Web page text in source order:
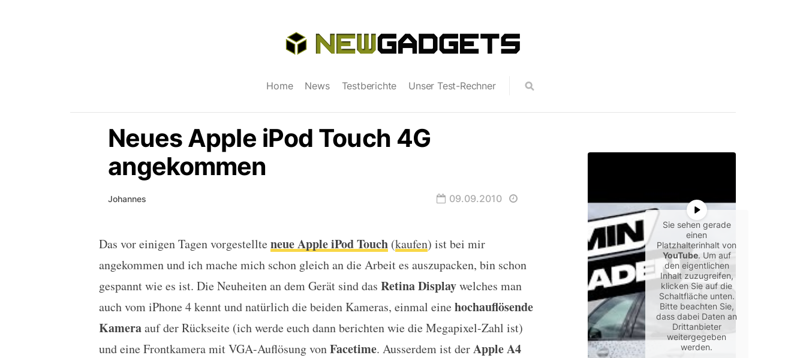
Home News Testberichte Unser Test-Rechner
Neues Apple iPod Touch 4G
angekommen
Johannes 09.09.2010
Neues Apple iPod Touch 4G angekommen
Das vor einigen Tagen vorgestellteneue Apple iPod Touch(kaufen) ist bei mir
angekommen und ich mache mich schon gleich an die Arbeit es auszupacken, bin schon
gespannt wie es ist. Die Neuheiten an dem Gerät sind das Retina Displaywelches man
auch vom iPhone 4 kennt und natürlich die beiden Kameras, einmal einehochauflösende
Kameraauf der Rückseite (ich werde euch dann berichten wie die Megapixel-Zahl ist)
und eine Frontkamera mit VGA-Auflösung vonFacetime. Ausserdem ist derApple A4
Sie sehen gerade
einen
Platzhalterinhalt von
YouTube. Um auf
den eigentlichen
Inhalt zuzugreifen,
klicken Sie auf die
Schaltfläche unten.
Bitte beachten Sie,
dass dabei Daten an
Drittanbieter
weitergegeben
werden.